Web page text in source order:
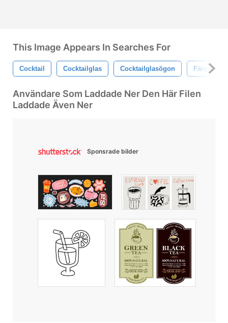
This Image Appears In Searches For
Cocktail Cocktailglas Cocktailglasögon Färgrik
Användare Som Laddade Ner Den Här Filen
Laddade Även Ner
Sponsrade bilder